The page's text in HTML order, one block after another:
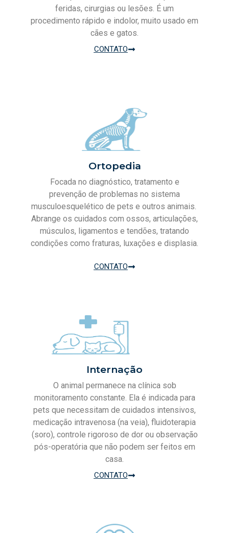
feridas, cirurgias ou lesões. É um
procedimento rápido e indolor, muito usado em
cães e gatos.
CONTATO
Ortopedia
Focada no diagnóstico, tratamento e
prevenção de problemas no sistema
musculoesquelético de pets e outros animais.
Abrange os cuidados com ossos, articulações,
músculos, ligamentos e tendões, tratando
condições como fraturas, luxações e displasia.
CONTATO
Internação
O animal permanece na clínica sob
monitoramento constante. Ela é indicada para
pets que necessitam de cuidados intensivos,
medicação intravenosa (na veia), fluidoterapia
(soro), controle rigoroso de dor ou observação
pós-operatória que não podem ser feitos em
casa.
CONTATO